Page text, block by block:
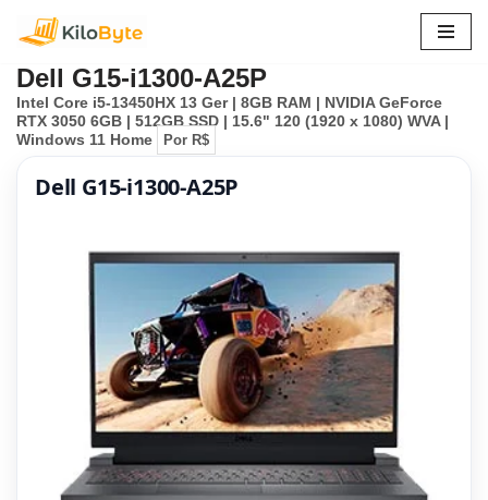
para
o
conteúdo
Dell G15-i1300-A25P
Intel Core i5-13450HX 13 Ger | 8GB RAM | NVIDIA GeForce
RTX 3050 6GB | 512GB SSD | 15.6" 120 (1920 x 1080) WVA |
Windows 11 Home
Por R$
Dell G15-i1300-A25P